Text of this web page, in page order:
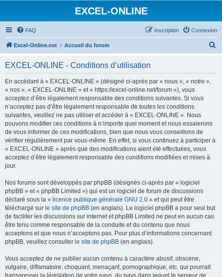
EXCEL-ONLINE
FAQ Connexion
Inscription
Excel-Online.net Accueil du forum
EXCEL-ONLINE - Conditions d’utilisation
En accédant à « EXCEL-ONLINE » (désigné ci-après par « nous », « notre »,
« nos », « EXCEL-ONLINE » et « https://excel-online.net/forum »), vous
acceptez d’être légalement responsable des conditions suivantes. Si vous
n’acceptez pas d’être légalement responsable de toutes les conditions
suivantes, veuillez ne pas utiliser et accéder à « EXCEL-ONLINE ». Nous
pouvons modifier ces conditions à n’importe quel moment et nous essaierons
de vous informer de ces modifications, bien que nous vous conseillons de
vérifier régulièrement par vous-même. En effet, si vous continuez à participer à
« EXCEL-ONLINE » après que des modifications aient été effectuées, vous
acceptez d’être légalement responsable des conditions modifiées et mises à
jour.
Nos forums sont développés par phpBB (désignés ci-après par « logiciel
phpBB » et « phpBB Limited ») qui est un logiciel de forum de discussions
déclaré sous la « licence publique générale GNU 2.0 » et qui peut être
téléchargé sur le site de phpBB (en anglais). Le logiciel phpBB a pour seul but
de faciliter les discussions sur internet et phpBB Limited ne peut en aucun cas
être tenu comme responsable de la conduite et du contenu que nous
acceptons et que nous n’acceptons pas. Pour plus d’informations concernant
phpBB, veuillez consulter le site de phpBB (en anglais).
Vous acceptez de ne publier aucun contenu à caractère abusif, obscène,
vulgaire, diffamatoire, choquant, menaçant, pornographique, etc. qui pourrait
transgresser la législation de votre pays, du pays dans lequel le serveur de